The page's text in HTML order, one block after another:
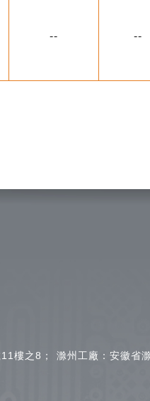
-- --
樓之8； 滁州工廠：安徽省